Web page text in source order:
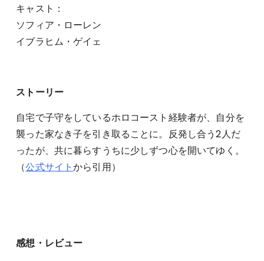
キャスト：
ソフィア・ローレン
イブラヒム・ゲイェ
ストーリー
自宅で子守をしているホロコースト経験者が、自分を
襲った家なき子を引き取ることに。反発し合う2人だ
ったが、共に暮らすうちに少しずつ心を開いてゆく。
（公式サイトから引用）
感想・レビュー